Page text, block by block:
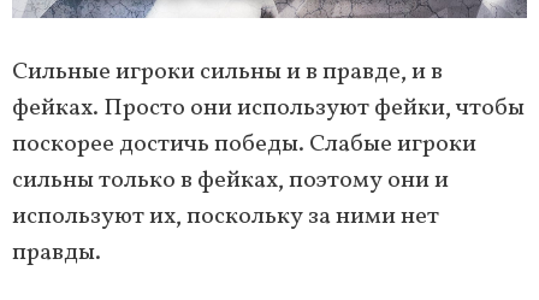
Сильные игроки сильны и в правде, и в
фейках. Просто они используют фейки, чтобы
поскорее достичь победы. Слабые игроки
сильны только в фейках, поэтому они и
используют их, поскольку за ними нет
правды.